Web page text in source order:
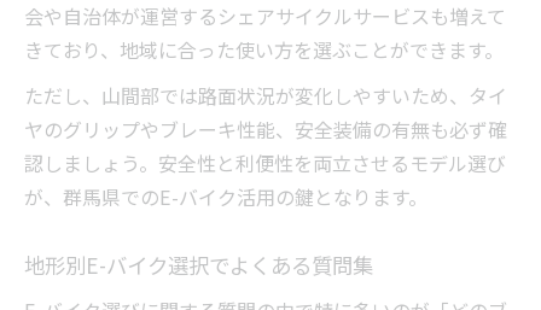
会や自治体が運営するシェアサイクルサービスも増えて
きており、地域に合った使い方を選ぶことができます。
ただし、山間部では路面状況が変化しやすいため、タイ
ヤのグリップやブレーキ性能、安全装備の有無も必ず確
認しましょう。安全性と利便性を両立させるモデル選び
が、群馬県でのE-バイク活用の鍵となります。
地形別E-バイク選択でよくある質問集